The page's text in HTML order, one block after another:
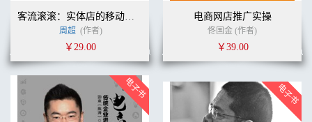
客流滚滚：实体店的移动互联网营销革命
周超 (作者)
￥29.00
电商网店推广实操
佟国金 (作者)
￥39.00